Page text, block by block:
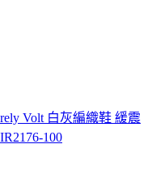
Volt 白灰編織鞋 緩震
100